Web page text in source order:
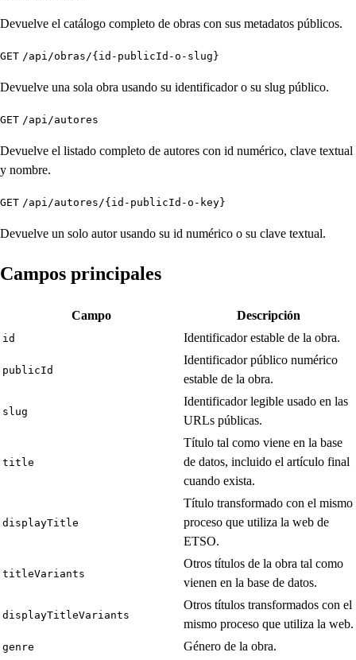
Devuelve el catálogo completo de obras con sus metadatos públicos.
GET /api/obras/{id-publicId-o-slug}
Devuelve una sola obra usando su identificador o su slug público.
GET /api/autores
Devuelve el listado completo de autores con id numérico, clave textual
y nombre.
GET /api/autores/{id-publicId-o-key}
Devuelve un solo autor usando su id numérico o su clave textual.
Campos principales
Campo Descripción
id Identificador estable de la obra.
publicId
Identificador público numérico
estable de la obra.
slug
Identificador legible usado en las
URLs públicas.
title
Título tal como viene en la base
de datos, incluido el artículo final
cuando exista.
displayTitle
Título transformado con el mismo
proceso que utiliza la web de
ETSO.
titleVariants
Otros títulos de la obra tal como
vienen en la base de datos.
displayTitleVariants
Otros títulos transformados con el
mismo proceso que utiliza la web.
genre Género de la obra.